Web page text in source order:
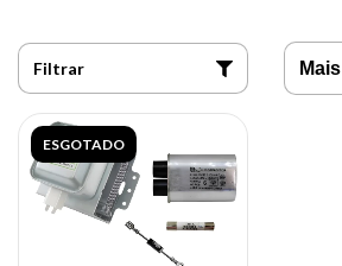
Filtrar
ESGOTADO